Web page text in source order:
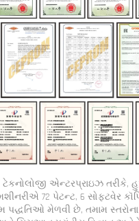
ટેકનોલોજી એન્ટરપ્રાઇઝ
72 પેટન્ટ, 6 સોફ્ટવેર
પદ્ધતિઓ મેળવી છે, તમામ સ્તરોના